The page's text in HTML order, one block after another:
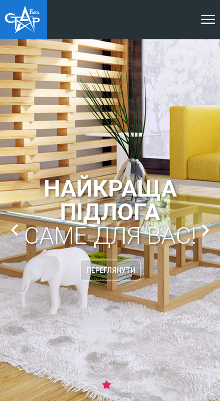
НАЙКРАЩІ ДВЕРІ
САМЕ ДЛЯ ВАС!
ПЕРЕГЛЯНУТИ